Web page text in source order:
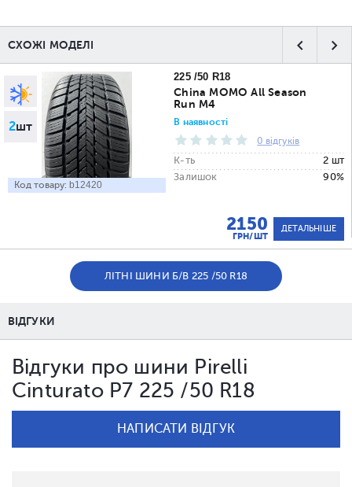
СХОЖІ МОДЕЛІ
2шт
Код товару: b12420
225 /50 R18
China MOMO All Season
Run M4
В наявності
0 відгуків
К-ть
2 шт
Залишок
90%
2150
ГРН/ШТ
ДЕТАЛЬНІШЕ
ЛІТНІ ШИНИ Б/В 225 /50 R18
ВІДГУКИ
Відгуки про шини Pirelli
Cinturato P7 225 /50 R18
НАПИСАТИ ВІДГУК